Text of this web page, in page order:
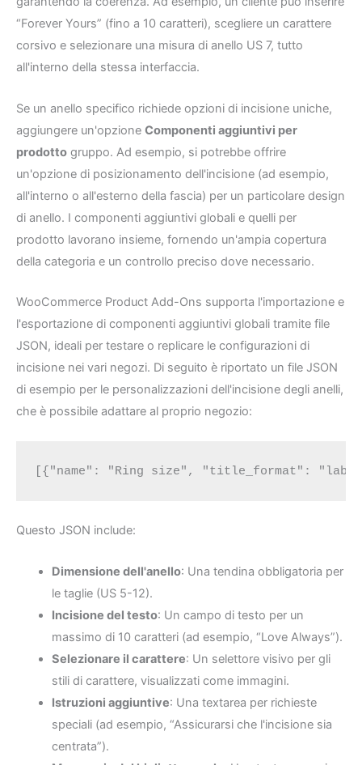
“Forever Yours” (fino a 10 caratteri), scegliere un carattere
corsivo e selezionare una misura di anello US 7, tutto
all'interno della stessa interfaccia.
Se un anello specifico richiede opzioni di incisione uniche,
aggiungere un'opzione Componenti aggiuntivi per
prodotto gruppo. Ad esempio, si potrebbe offrire
un'opzione di posizionamento dell'incisione (ad esempio,
all'interno o all'esterno della fascia) per un particolare design
di anello. I componenti aggiuntivi globali e quelli per
prodotto lavorano insieme, fornendo un'ampia copertura
della categoria e un controllo preciso dove necessario.
WooCommerce Product Add-Ons supporta l'importazione e
l'esportazione di componenti aggiuntivi globali tramite file
JSON, ideali per testare o replicare le configurazioni di
incisione nei vari negozi. Di seguito è riportato un file JSON
di esempio per le personalizzazioni dell'incisione degli anelli,
che è possibile adattare al proprio negozio:
[{"name": "Ring size", "title_format":
Questo JSON include:
Dimensione dell'anello: Una tendina obbligatoria per
le taglie (US 5-12).
Incisione del testo: Un campo di testo per un
massimo di 10 caratteri (ad esempio, “Love Always”).
Selezionare il carattere: Un selettore visivo per gli
stili di carattere, visualizzati come immagini.
Istruzioni aggiuntive: Una textarea per richieste
speciali (ad esempio, “Assicurarsi che l'incisione sia
centrata”).